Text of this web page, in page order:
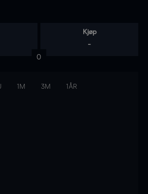
Kjøp
-
0
1M 3M 1ÅR